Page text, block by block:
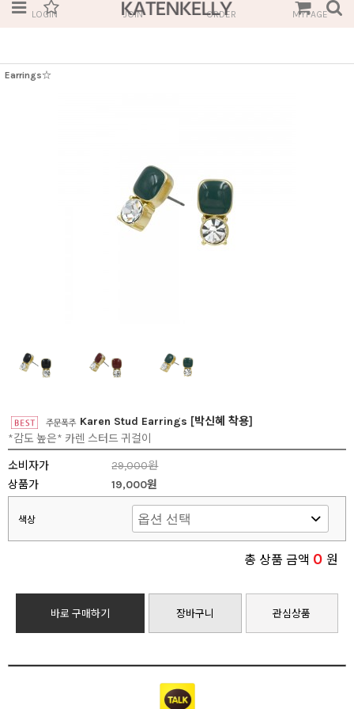
LOGIN JOIN ORDER MYPAGE
Earrings☆
Karen Stud Earrings [박신혜 착용]
*감도 높은* 카렌 스터드 귀걸이
소비자가
29,000원
상품가
19,000원
색상
총 상품 금액 0 원
바로 구매하기 장바구니 관심상품